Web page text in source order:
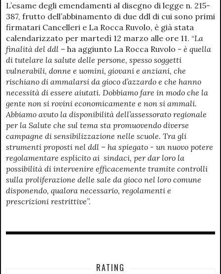
L’esame degli emendamenti al disegno di legge n. 215-
387, frutto dell’abbinamento di due ddl di cui sono primi
firmatari Cancelleri e La Rocca Ruvolo, è già stata
calendarizzato per martedì 12 marzo alle ore 11. “La
finalità del ddl – ha aggiunto La Rocca Ruvolo - è quella
di tutelare la salute delle persone, spesso soggetti
vulnerabili, donne e uomini, giovani e anziani, che
rischiano di ammalarsi da gioco d’azzardo e che hanno
necessità di essere aiutati. Dobbiamo fare in modo che la
gente non si rovini economicamente e non si ammali.
Abbiamo avuto la disponibilità dell’assessorato regionale
per la Salute che sul tema sta promuovendo diverse
campagne di sensibilizzazione nelle scuole. Tra gli
strumenti proposti nel ddl – ha spiegato - un nuovo potere
regolamentare esplicito ai sindaci, per dar loro la
possibilità di intervenire efficacemente tramite controlli
sulla proliferazione delle sale da gioco nel loro comune
disponendo, qualora necessario, regolamenti e
prescrizioni restrittive”.
RATING